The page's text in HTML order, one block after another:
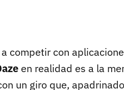
competir con
en realidad es a la
un giro que,